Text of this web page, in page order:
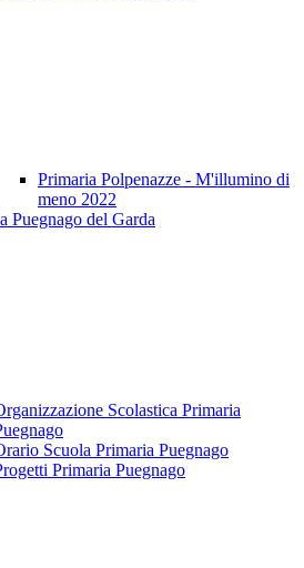
Primaria Polpenazze - M'illumino di
meno 2022
Puegnago del Garda
Scolastica Primaria
Scuola Primaria Puegnago
Primaria Puegnago